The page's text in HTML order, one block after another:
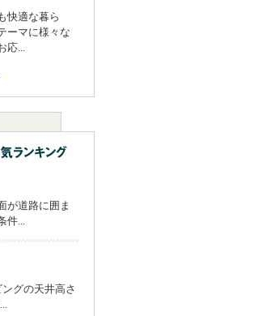
快適な暮ら
ーマに様々な
応...
が道路に囲ま
件...
グの天井高さ